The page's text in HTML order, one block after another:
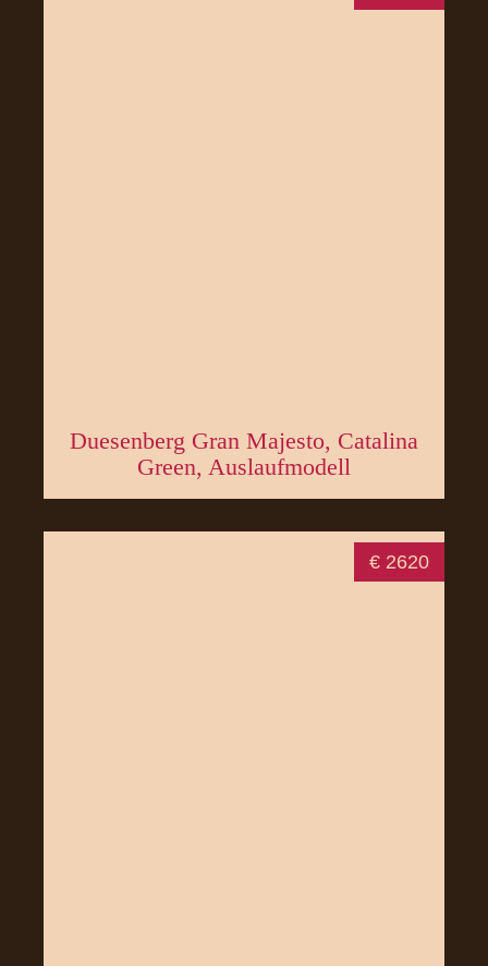
Duesenberg Gran Majesto, Catalina
Green, Auslaufmodell
€ 2620